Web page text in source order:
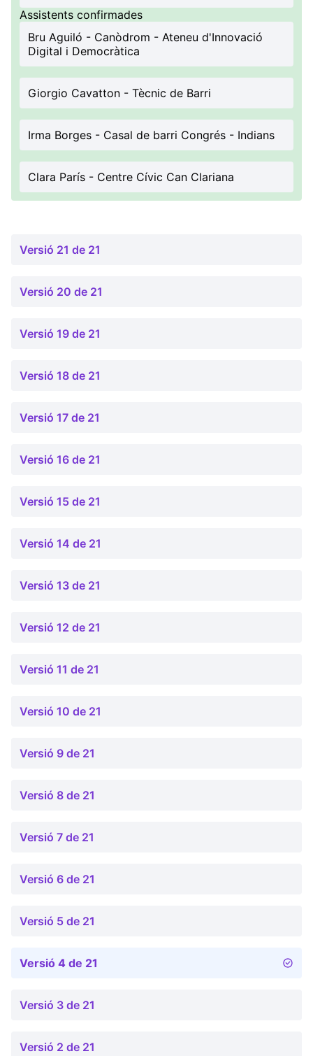
Assistents confirmades
Bru Aguiló - Canòdrom - Ateneu d'Innovació
Digital i Democràtica
Giorgio Cavatton - Tècnic de Barri
Irma Borges - Casal de barri Congrés - Indians
Clara París - Centre Cívic Can Clariana
Versió 21 de 21
Versió 20 de 21
Versió 19 de 21
Versió 18 de 21
Versió 17 de 21
Versió 16 de 21
Versió 15 de 21
Versió 14 de 21
Versió 13 de 21
Versió 12 de 21
Versió 11 de 21
Versió 10 de 21
Versió 9 de 21
Versió 8 de 21
Versió 7 de 21
Versió 6 de 21
Versió 5 de 21
Versió 4 de 21
Versió 3 de 21
Versió 2 de 21